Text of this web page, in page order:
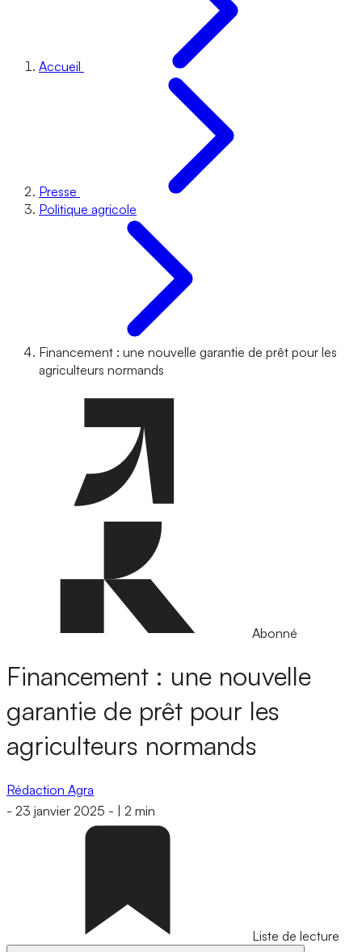
Accueil
Presse
Politique agricole
Financement : une nouvelle garantie de prêt pour les
agriculteurs normands
Abonné
Financement : une nouvelle
garantie de prêt pour les
agriculteurs normands
Rédaction Agra
- 23 janvier 2025 - 2 min
Liste de lecture